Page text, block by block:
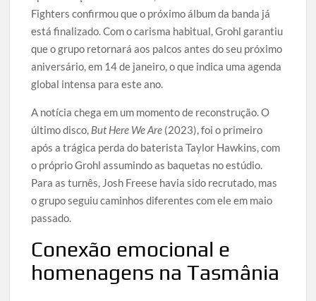
Fighters confirmou que o próximo álbum da banda já
está finalizado. Com o carisma habitual, Grohl garantiu
que o grupo retornará aos palcos antes do seu próximo
aniversário, em 14 de janeiro, o que indica uma agenda
global intensa para este ano.
A notícia chega em um momento de reconstrução. O
último disco, But Here We Are (2023), foi o primeiro
após a trágica perda do baterista Taylor Hawkins, com
o próprio Grohl assumindo as baquetas no estúdio.
Para as turnês, Josh Freese havia sido recrutado, mas
o grupo seguiu caminhos diferentes com ele em maio
passado.
Conexão emocional e
homenagens na Tasmânia